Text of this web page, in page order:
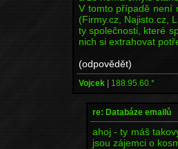
V tomto případě není
(Firmy.cz, Najisto.cz,
ty společnosti, které
nich si extrahovat
(odpovědět)
Vojcek | 188.95.60.*
re: Databáze emailů
ahoj - ty máš
jsou zájemci o